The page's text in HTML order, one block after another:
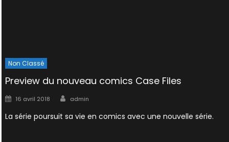
Non Classé
Preview du nouveau comics Case Files
Posted
16 avril 2018 Author
admin
La série poursuit sa vie en comics avec une nouvelle série.